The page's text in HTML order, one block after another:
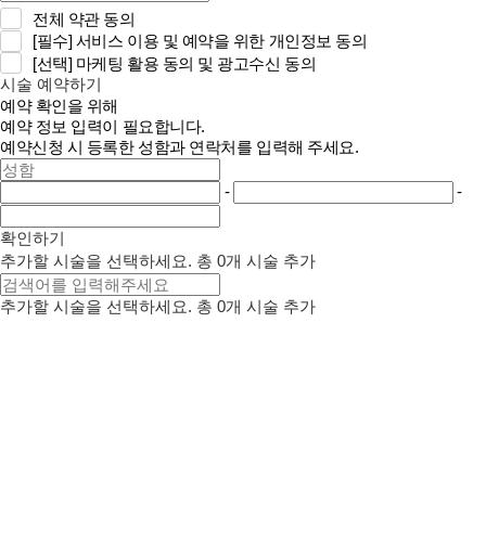
전체 약관 동의
[필수]서비스 이용 및 예약을 위한 개인정보 동의
[선택]마케팅 활용 동의 및 광고수신 동의
시술 예약하기
예약 확인을 위해
예약 정보 입력이 필요합니다.
예약신청 시 등록한 성함과 연락처를 입력해 주세요.
- -
확인하기
추가할 시술을 선택하세요. 총 0개 시술 추가
추가할 시술을 선택하세요. 총 0개 시술 추가